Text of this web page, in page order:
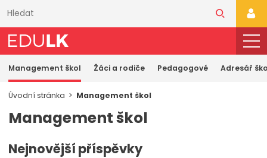
obsahu
Management škol Žáci a rodiče Pedagogové Adresář
Úvodní stránka Management škol
Management škol
Nejnovější příspěvky